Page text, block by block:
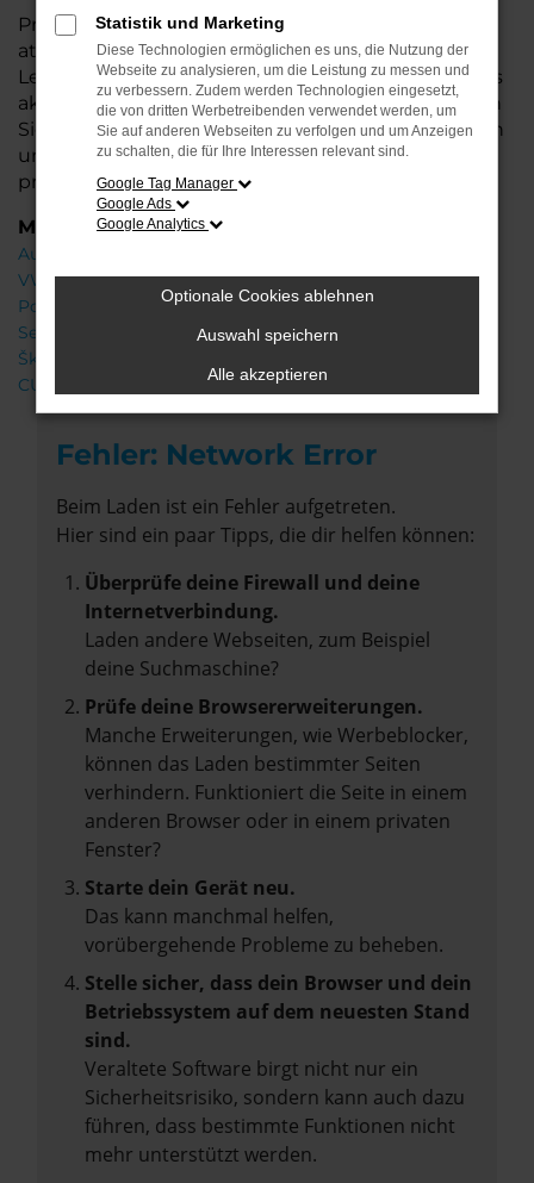
Profitieren Sie von zusätzlichen Services wie
attraktiven Finanzierungsmöglichkeiten,
Leasingangeboten und der Inzahlungnahme Ihres
aktuellen Fahrzeugs. Besuchen Sie uns und lassen
Sie sich von unseren Experten beraten – wir freuen
uns, Ihnen den perfekten Neuwagen zu
präsentieren!
Marken
Audi
VW
Porsche
Seat
Škoda
CUPRA
Fehler: Network Error
Beim Laden ist ein Fehler aufgetreten.
Hier sind ein paar Tipps, die dir helfen können:
Überprüfe deine Firewall und deine
Internetverbindung.
Laden andere Webseiten, zum Beispiel
deine Suchmaschine?
Prüfe deine Browsererweiterungen.
Manche Erweiterungen, wie Werbeblocker,
können das Laden bestimmter Seiten
verhindern. Funktioniert die Seite in einem
anderen Browser oder in einem privaten
Fenster?
Starte dein Gerät neu.
Das kann manchmal helfen,
vorübergehende Probleme zu beheben.
Stelle sicher, dass dein Browser und dein
Betriebssystem auf dem neuesten Stand
sind.
Veraltete Software birgt nicht nur ein
Sicherheitsrisiko, sondern kann auch dazu
führen, dass bestimmte Funktionen nicht
mehr unterstützt werden.
Statistik und Marketing
Diese Technologien ermöglichen es uns, die Nutzung der
Webseite zu analysieren, um die Leistung zu messen und
zu verbessern. Zudem werden Technologien eingesetzt,
die von dritten Werbetreibenden verwendet werden, um
Sie auf anderen Webseiten zu verfolgen und um Anzeigen
zu schalten, die für Ihre Interessen relevant sind.
Google Tag Manager
Google Ads
Google Analytics
Optionale Cookies ablehnen
Auswahl speichern
Alle akzeptieren